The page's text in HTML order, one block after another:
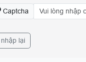
Captcha
nhập lại